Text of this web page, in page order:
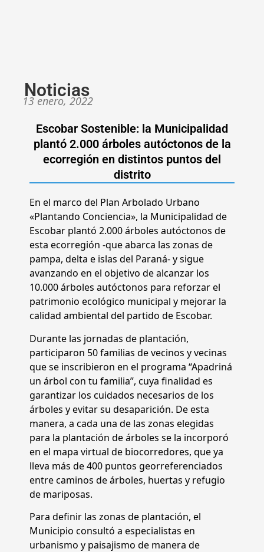
Noticias
13 enero, 2022
Escobar Sostenible: la Municipalidad
plantó 2.000 árboles autóctonos de la
ecorregión en distintos puntos del
distrito
En el marco del Plan Arbolado Urbano
«Plantando Conciencia», la Municipalidad de
Escobar plantó 2.000 árboles autóctonos de
esta ecorregión -que abarca las zonas de
pampa, delta e islas del Paraná- y sigue
avanzando en el objetivo de alcanzar los
10.000 árboles autóctonos para reforzar el
patrimonio ecológico municipal y mejorar la
calidad ambiental del partido de Escobar.
Durante las jornadas de plantación,
participaron 50 familias de vecinos y vecinas
que se inscribieron en el programa “Apadriná
un árbol con tu familia”, cuya finalidad es
garantizar los cuidados necesarios de los
árboles y evitar su desaparición. De esta
manera, a cada una de las zonas elegidas
para la plantación de árboles se la incorporó
en el mapa virtual de biocorredores, que ya
lleva más de 400 puntos georreferenciados
entre caminos de árboles, huertas y refugio
de mariposas.
Para definir las zonas de plantación, el
Municipio consultó a especialistas en
urbanismo y paisajismo de manera de